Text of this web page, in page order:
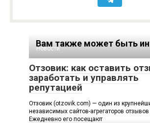
Вам также может быть
Новости
Отзовик: как оставить
заработать и управлять
репутацией
Отзовик (otzovik.com) — один из
независимых сайтов-агрегаторов отзывов
Ежедневно его посещают